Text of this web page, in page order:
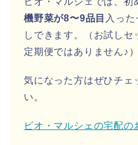
機野菜が8〜9品目 入っ
しできます。（お試し
定期便ではありません♪）
気になった方はぜひチェ
い。
ビオ・マルシェの宅配の